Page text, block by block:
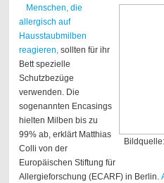
Menschen, die
allergisch auf
Hausstaubmilben
reagieren,sollten für ihr
Bett spezielle
Schutzbezüge
verwenden. Die
sogenannten Encasings
hielten Milben bis zu
99% ab, erklärt Matthias
Colli von der
Europäischen Stiftung für
Allergieforschung (ECARF) in Berlin.